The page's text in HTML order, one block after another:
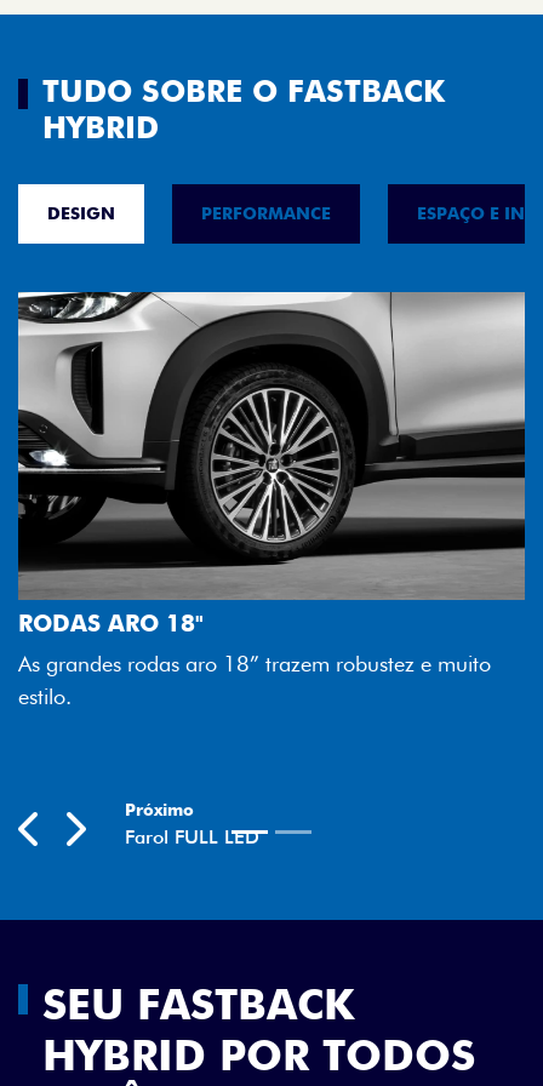
TUDO SOBRE O FASTBACK
HYBRID
DESIGN PERFORMANCE ESPAÇO E
trazem robustez e muito
FAROL FULL LED
Tecnologia dos faróis
economia para você.
SEU FASTBACK
HYBRID POR TODOS